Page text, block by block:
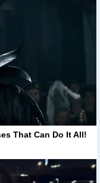
That Can Do It All!